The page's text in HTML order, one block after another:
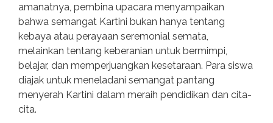
amanatnya, pembina upacara menyampaikan
bahwa semangat Kartini bukan hanya tentang
kebaya atau perayaan seremonial semata,
melainkan tentang keberanian untuk bermimpi,
belajar, dan memperjuangkan kesetaraan. Para siswa
diajak untuk meneladani semangat pantang
menyerah Kartini dalam meraih pendidikan dan cita-
cita.